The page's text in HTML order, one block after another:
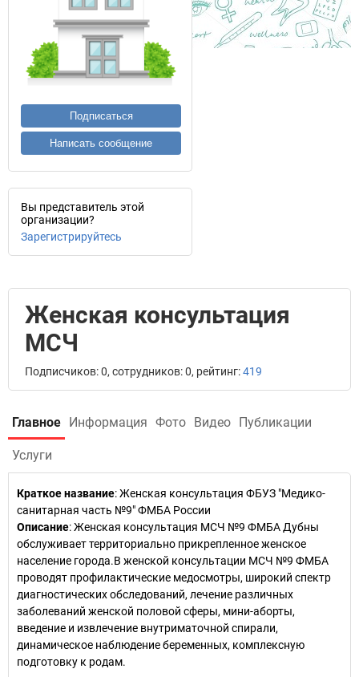
Подписаться
Написать сообщение
Вы представитель этой
организации?
Зарегистрируйтесь
Женская консультация
МСЧ
Подписчиков: 0, сотрудников: 0, рейтинг:419
Главное Информация Фото Видео Публикации
Услуги
Краткое название:Женская консультация ФБУЗ "Медико-
санитарная часть №9" ФМБА России
Описание: Женская консультация МСЧ №9 ФМБА Дубны
обслуживает территориально прикрепленное женское
население города.В женской консультации МСЧ №9 ФМБА
проводят профилактические медосмотры, широкий спектр
диагностических обследований, лечение различных
заболеваний женской половой сферы, мини-аборты,
введение и извлечение внутриматочной спирали,
динамическое наблюдение беременных, комплексную
подготовку к родам.